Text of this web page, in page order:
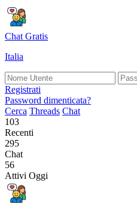
Chat Gratis
Italia
Registrati
Password dimenticata?
Cerca Threads Chat
103
Recenti
295
Chat
56
Attivi Oggi